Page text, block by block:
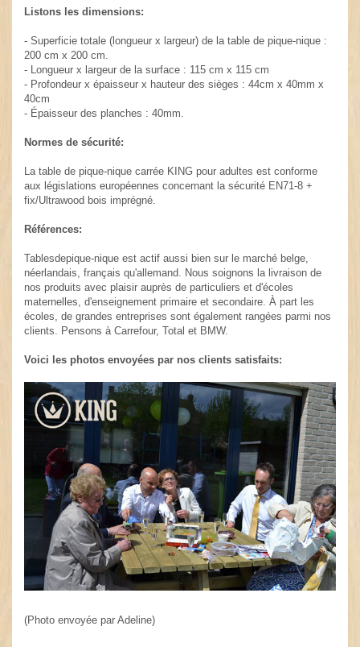
Listons les dimensions:
- Superficie totale (longueur x largeur) de la table de pique-nique :
200 cm x 200 cm.
- Longueur x largeur de la surface : 115 cm x 115 cm
- Profondeur x épaisseur x hauteur des sièges : 44cm x 40mm x
40cm
- Épaisseur des planches : 40mm.
Normes de sécurité:
La table de pique-nique carrée KING pour adultes est conforme
aux législations européennes concernant la sécurité EN71-8 +
fix/Ultrawood bois imprégné.
Références:
Tablesdepique-nique est actif aussi bien sur le marché belge,
néerlandais, français qu'allemand. Nous soignons la livraison de
nos produits avec plaisir auprès de particuliers et d'écoles
maternelles, d'enseignement primaire et secondaire. À part les
écoles, de grandes entreprises sont également rangées parmi nos
clients. Pensons à Carrefour, Total et BMW.
Voici les photos envoyées par nos clients satisfaits:
(Photo envoyée par Adeline)